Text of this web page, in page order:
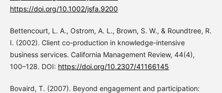
https://doi.org/10.1002/jsfa.9200
Bettencourt, L. A., Ostrom, A. L., Brown, S. W., & Roundtree, R.
I. (2002). Client co-production in knowledge-intensive
business services. California Management Review, 44(4),
100–128. DOI: https://doi.org/10.2307/41166145
Bovaird, T. (2007). Beyond engagement and participation: